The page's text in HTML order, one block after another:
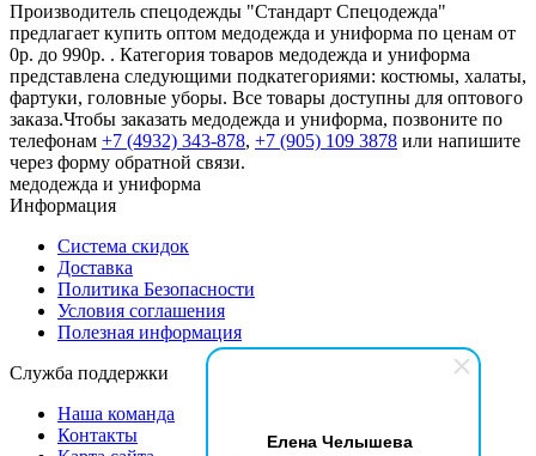
Елена Челышева
Производитель спецодежды "Стандарт Спецодежда"
предлагает купить оптом медодежда и униформа по ценам от
0р. до 990р. . Категория товаров медодежда и униформа
представлена следующими подкатегориями: костюмы, халаты,
фартуки, головные уборы. Все товары доступны для оптового
заказа.Чтобы заказать медодежда и униформа, позвоните по
телефонам +7 (4932) 343-878, +7 (905) 109 3878 или напишите
через форму обратной связи.
медодежда и униформа
Информация
Система скидок
Доставка
Политика Безопасности
Условия соглашения
Полезная информация
Служба поддержки
Наша команда
Контакты